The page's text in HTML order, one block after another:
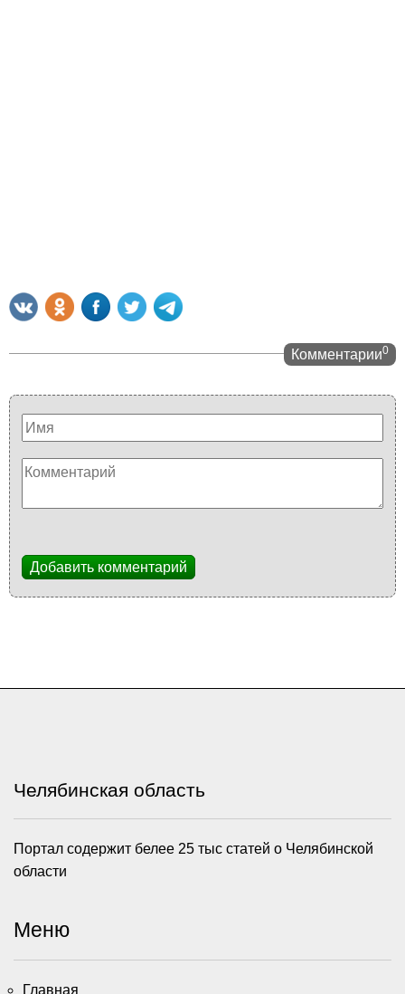
Комментарии0
Добавить комментарий
Челябинская область
Портал содержит белее 25 тыс статей о Челябинской
области
Меню
Главная